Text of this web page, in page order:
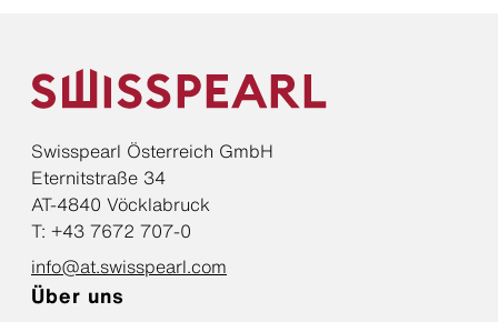
Swisspearl Österreich GmbH
Eternitstraße 34
AT-4840 Vöcklabruck
T: +43 7672 707-0
info@at.swisspearl.com
Über uns